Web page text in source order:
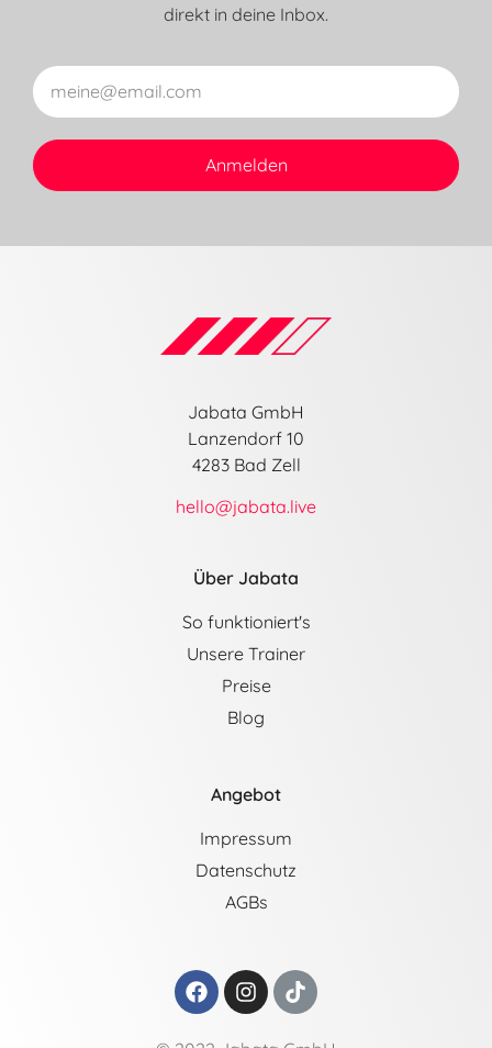
direkt in deine Inbox.
Anmelden
Jabata GmbH
Lanzendorf 10
4283 Bad Zell
hello@jabata.live
Über Jabata
So funktioniert's
Unsere Trainer
Preise
Blog
Angebot
Impressum
Datenschutz
AGBs